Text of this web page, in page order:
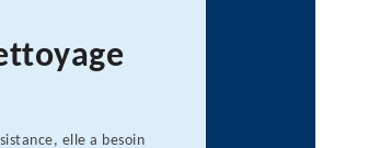
elle a besoin